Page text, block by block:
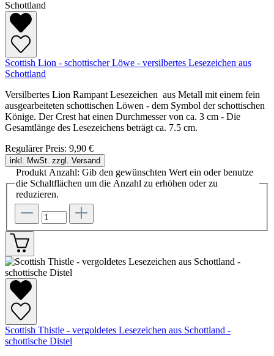
Scottish Lion - schottischer Löwe - versilbertes Lesezeichen aus
Schottland
Versilbertes Lion Rampant Lesezeichen aus Metall mit einem fein
ausgearbeiteten schottischen Löwen - dem Symbol der schottischen
Könige. Der Crest hat einen Durchmesser von ca. 3 cm - Die
Gesamtlänge des Lesezeichens beträgt ca. 7.5 cm.
Regulärer Preis: 9,90 €
inkl. MwSt. zzgl. Versand
Produkt Anzahl: Gib den gewünschten Wert ein oder benutze
die Schaltflächen um die Anzahl zu erhöhen oder zu
reduzieren.
Scottish Thistle - vergoldetes Lesezeichen aus Schottland -
schottische Distel